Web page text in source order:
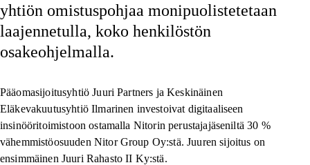
yhtiön omistuspohjaa monipuolistetetaan
laajennetulla, koko henkilöstön
osakeohjelmalla.
Pääomasijoitusyhtiö Juuri Partners ja Keskinäinen
Eläkevakuutusyhtiö Ilmarinen investoivat digitaaliseen
insinööritoimistoon ostamalla Nitorin perustajajäseniltä 30 %
vähemmistöosuuden Nitor Group Oy:stä. Juuren sijoitus on
ensimmäinen Juuri Rahasto II Ky:stä.